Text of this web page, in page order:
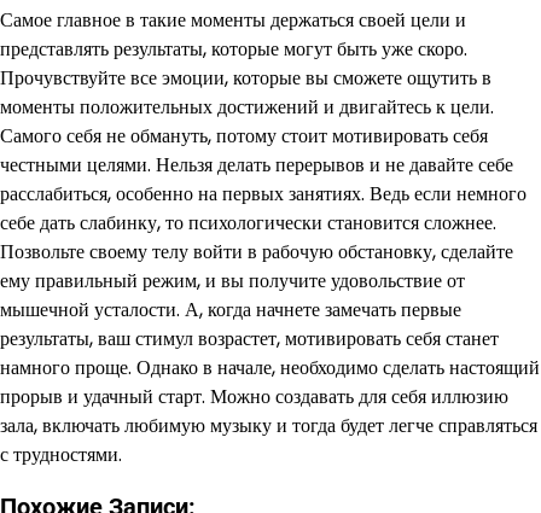
Самое главное в такие моменты держаться своей цели и
представлять результаты, которые могут быть уже скоро.
Прочувствуйте все эмоции, которые вы сможете ощутить в
моменты положительных достижений и двигайтесь к цели.
Самого себя не обмануть, потому стоит мотивировать себя
честными целями. Нельзя делать перерывов и не давайте себе
расслабиться, особенно на первых занятиях. Ведь если немного
себе дать слабинку, то психологически становится сложнее.
Позвольте своему телу войти в рабочую обстановку, сделайте
ему правильный режим, и вы получите удовольствие от
мышечной усталости. А, когда начнете замечать первые
результаты, ваш стимул возрастет, мотивировать себя станет
намного проще. Однако в начале, необходимо сделать настоящий
прорыв и удачный старт. Можно создавать для себя иллюзию
зала, включать любимую музыку и тогда будет легче справляться
с трудностями.
Похожие Записи: